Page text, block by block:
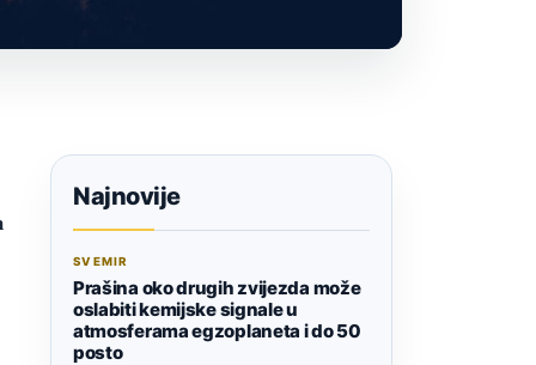
Najnovije
SVEMIR
Prašina oko drugih zvijezda može
oslabiti kemijske signale u
atmosferama egzoplaneta i do 50
posto